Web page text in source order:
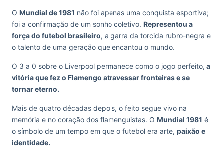
O Mundial de 1981 não foi apenas uma conquista esportiva;
foi a confirmação de um sonho coletivo. Representou a
força do futebol brasileiro, a garra da torcida rubro-negra e
o talento de uma geração que encantou o mundo.
O 3 a 0 sobre o Liverpool permanece como o jogo perfeito, a
vitória que fez o Flamengo atravessar fronteiras e se
tornar eterno.
Mais de quatro décadas depois, o feito segue vivo na
memória e no coração dos flamenguistas. O Mundial 1981 é
o símbolo de um tempo em que o futebol era arte, paixão e
identidade.